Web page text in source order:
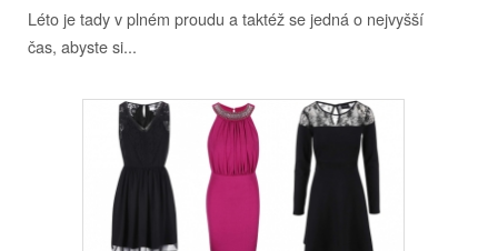
Léto je tady v plném proudu a taktéž se jedná o nejvyšší
čas, abyste si...